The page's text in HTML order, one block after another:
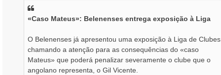
«Caso Mateus»: Belenenses entrega exposição à Liga
O Belenenses já apresentou uma exposição à Liga de Clubes
chamando a atenção para as consequências do «caso
Mateus» que poderá penalizar severamente o clube que o
angolano representa, o Gil Vicente.